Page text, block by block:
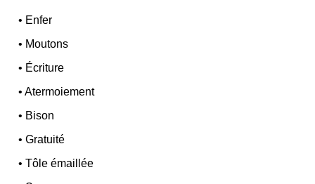
• Enfer
• Moutons
• Écriture
•Atermoiement
• Bison
•Gratuité
•Tôle émaillée